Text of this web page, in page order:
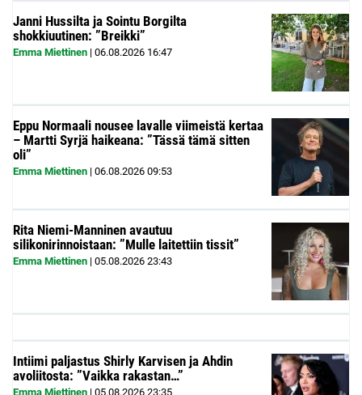
Janni Hussilta ja Sointu Borgilta
shokkiuutinen: ”Breikki”
Emma Miettinen | 06.08.2026 16:47
Eppu Normaali nousee lavalle viimeistä kertaa
– Martti Syrjä haikeana: ”Tässä tämä sitten
oli”
Emma Miettinen | 06.08.2026 09:53
Rita Niemi-Manninen avautuu
silikonirinnoistaan: ”Mulle laitettiin tissit”
Emma Miettinen | 05.08.2026 23:43
Intiimi paljastus Shirly Karvisen ja Ahdin
avoliitosta: ”Vaikka rakastan…”
Emma Miettinen | 05.08.2026 23:35